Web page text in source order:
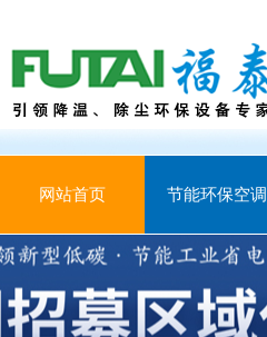
网站首页 节能环保空调